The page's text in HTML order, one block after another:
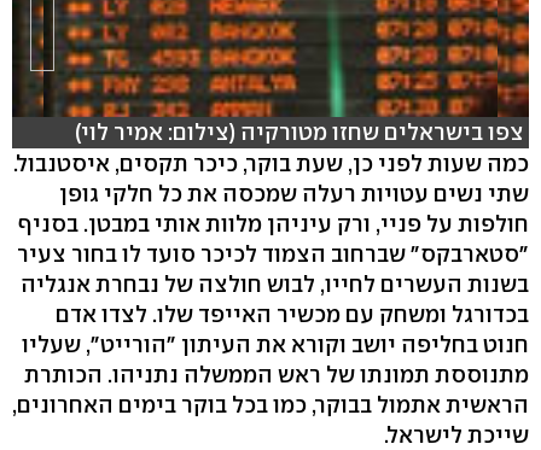
צפו בישראלים שחזו מטורקיה (צילום: אמיר לוי)
כמה שעות לפני כן, שעת בוקר, כיכר תקסים, איסטנבול.
שתי נשים עטויות רעלה שמכסה את כל חלקי גופן
חולפות על פניי, ורק עיניהן מלוות אותי במבטן. בסניף
"סטארבקס" שברחוב הצמוד לכיכר סועד לו בחור צעיר
בשנות העשרים לחייו, לבוש חולצה של נבחרת אנגליה
בכדורגל ומשחק עם מכשיר האייפד שלו. לצדו אדם
חנוט בחליפה יושב וקורא את העיתון "הורייט", שעליו
מתנוססת תמונתו של ראש הממשלה נתניהו. הכותרת
הראשית אתמול בבוקר, כמו בכל בוקר בימים האחרונים,
שייכת לישראל.